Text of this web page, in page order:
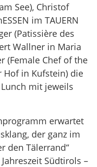
See), Christof
im TAUERN
(Patissière des
Wallner in Maria
(Female Chef of the
Hof in Kufstein) die
mit jeweils
erwartet
der ganz im
den Tälerrand“
Südtirols –